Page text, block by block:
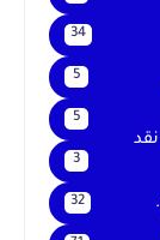
34
5
5
3
32